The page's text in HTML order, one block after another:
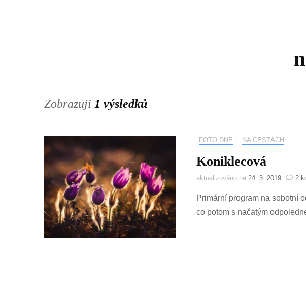
Zobrazuji 1 výsledků
FOTO DNE NA CESTÁCH
Koniklecová
aktualizováno na 24. 3. 2019 2
Primární program na sobotní
co potom s načatým